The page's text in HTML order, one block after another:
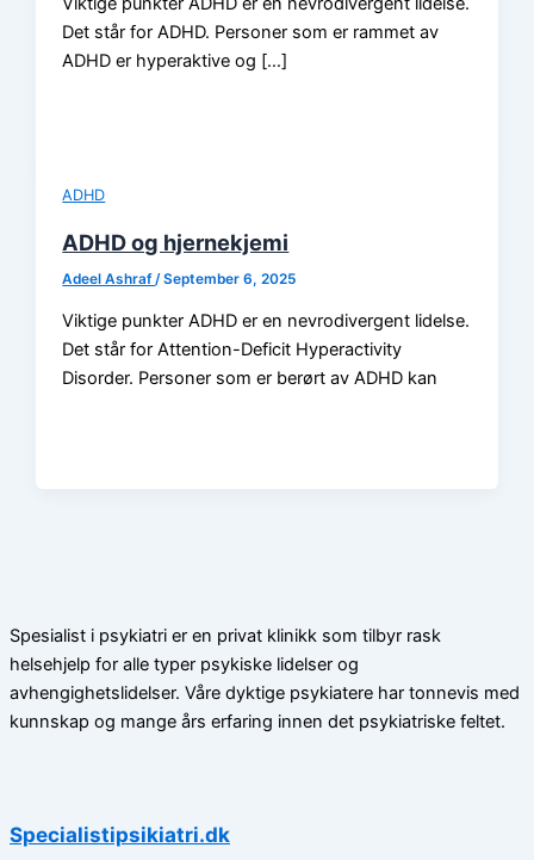
Det står for ADHD. Personer som er rammet av
ADHD er hyperaktive og […]
ADHD
ADHD og hjernekjemi
Adeel Ashraf/September 6, 2025
Viktige punkter ADHD er en nevrodivergent lidelse.
Det står for Attention-Deficit Hyperactivity
Disorder. Personer som er berørt av ADHD kan
Spesialist i psykiatri er en privat klinikk som tilbyr rask
helsehjelp for alle typer psykiske lidelser og
avhengighetslidelser. Våre dyktige psykiatere har tonnevis med
kunnskap og mange års erfaring innen det psykiatriske feltet.
Specialistipsikiatri.dk